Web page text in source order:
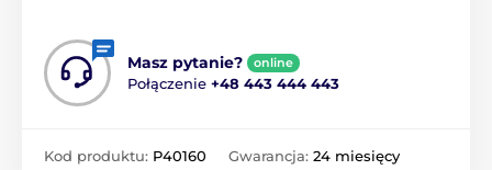
Masz pytanie? online
Połączenie +48 443 444 443
Kod produktu: P40160 Gwarancja: 24 miesięcy